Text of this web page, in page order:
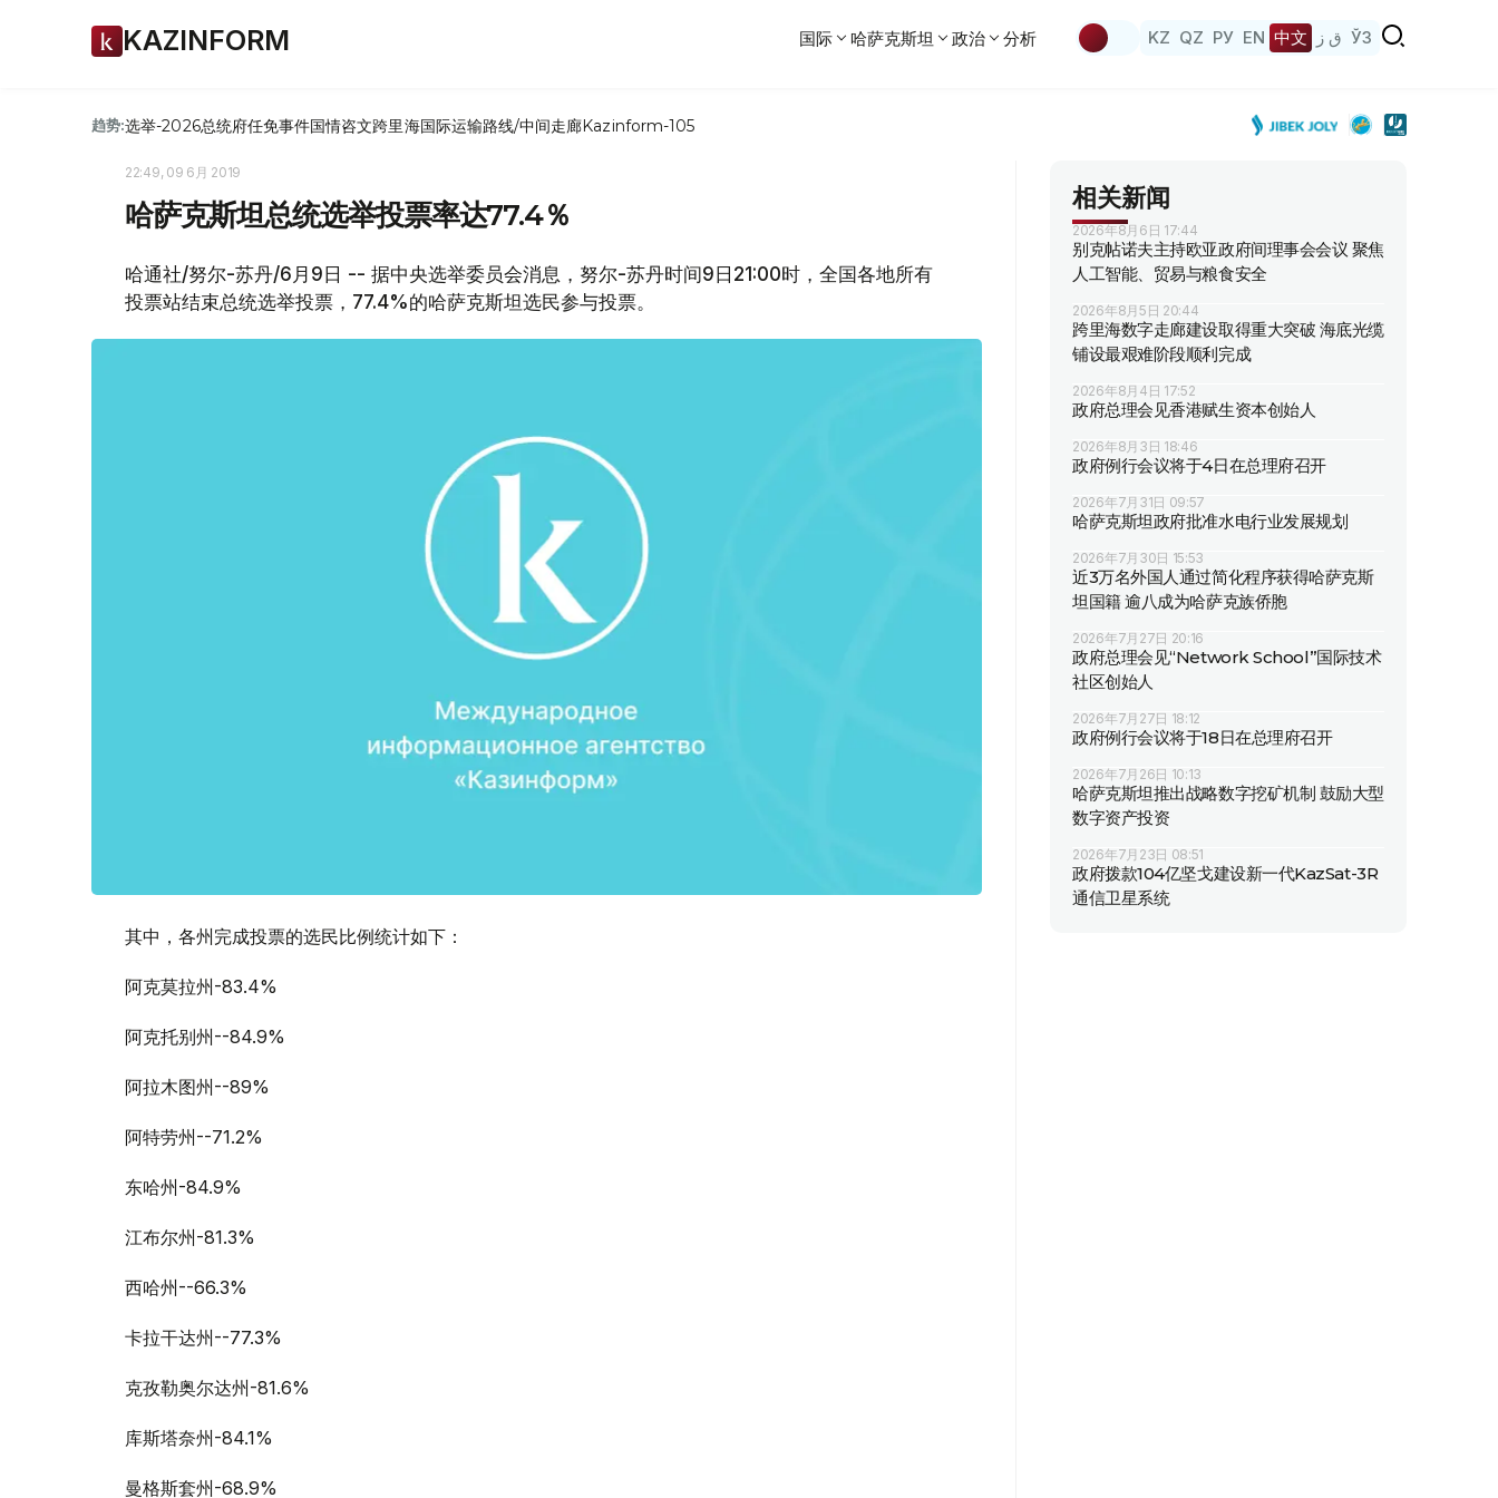
KAZINFORM 国际 哈萨克斯坦 政治 分析 KZ QZ РУ EN 中文 ق ز ЎЗ
趋势:选举-2026总统府任免事件国情咨文跨里海国际运输路线/中间走廊Kazinform-105
22:49, 09 6月 2019
哈萨克斯坦总统选举投票率达77.4％
哈通社/努尔-苏丹/6月9日 -- 据中央选举委员会消息，努尔-苏丹时间9日21:00时，全国各地所有
投票站结束总统选举投票，77.4%的哈萨克斯坦选民参与投票。
其中，各州完成投票的选民比例统计如下：
阿克莫拉州-83.4%
阿克托别州--84.9%
阿拉木图州--89%
阿特劳州--71.2%
东哈州-84.9%
江布尔州-81.3%
西哈州--66.3%
卡拉干达州--77.3%
克孜勒奥尔达州-81.6%
库斯塔奈州-84.1%
曼格斯套州-68.9%
相关新闻
2026年8月6日 17:44
别克帖诺夫主持欧亚政府间理事会会议 聚焦
人工智能、贸易与粮食安全
2026年8月5日 20:44
跨里海数字走廊建设取得重大突破 海底光缆
铺设最艰难阶段顺利完成
2026年8月4日 17:52
政府总理会见香港赋生资本创始人
2026年8月3日 18:46
政府例行会议将于4日在总理府召开
2026年7月31日 09:57
哈萨克斯坦政府批准水电行业发展规划
2026年7月30日 15:53
近3万名外国人通过简化程序获得哈萨克斯
坦国籍 逾八成为哈萨克族侨胞
2026年7月27日 20:16
政府总理会见“Network School”国际技术
社区创始人
2026年7月27日 18:12
政府例行会议将于18日在总理府召开
2026年7月26日 10:13
哈萨克斯坦推出战略数字挖矿机制 鼓励大型
数字资产投资
2026年7月23日 08:51
政府拨款104亿坚戈建设新一代KazSat-3R
通信卫星系统